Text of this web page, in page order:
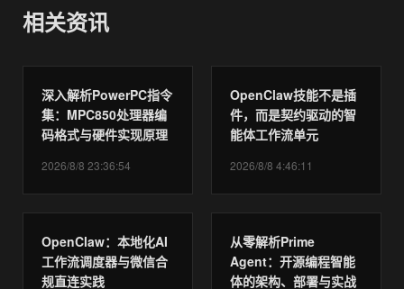
相关资讯
深入解析PowerPC指令
集：MPC850处理器编
码格式与硬件实现原理
2026/8/8 23:36:54
OpenClaw技能不是插
件，而是契约驱动的智
能体工作流单元
2026/8/8 4:46:11
OpenClaw：本地化AI
工作流调度器与微信合
规直连实践
从零解析Prime
Agent：开源编程智能
体的架构、部署与实战